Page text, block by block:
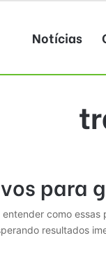
Notícias
para
como
resultados